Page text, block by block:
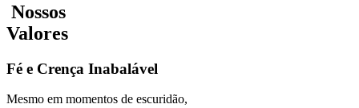
Nossos
Valores
Fé e Crença Inabalável
Mesmo em momentos de escuridão,